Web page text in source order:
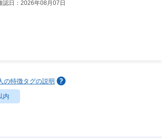
日：2026年08月07日
の特徴タグの説明
内